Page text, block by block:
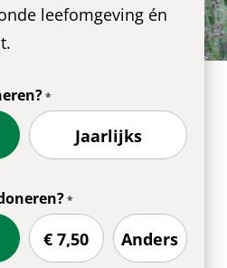
leefomgeving én
Jaarlijks
€ 7,50 Anders